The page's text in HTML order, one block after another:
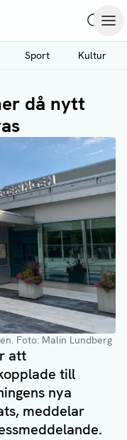
Sport Kultur
då nytt
. Foto: Malin Lundberg
att
till
nya
meddelar